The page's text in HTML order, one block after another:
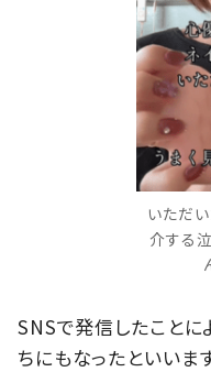
いただ
介する
SNSで発信したことに
ちにもなったといいます